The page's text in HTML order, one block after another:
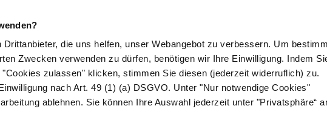
Drittanbieter, die uns helfen, unser Webangebot zu verbessern. Um
Zwecken verwenden zu dürfen, benötigen wir Ihre Einwilligung. Indem
zulassen" klicken, stimmen Sie diesen (jederzeit widerruflich) zu.
nach Art. 49 (1) (a) DSGVO. Unter "Nur notwendige Cookies"
ablehnen. Sie können Ihre Auswahl jederzeit unter "Privatsphäre“
Naturheilkunde Eltern & Kind Gesund leben